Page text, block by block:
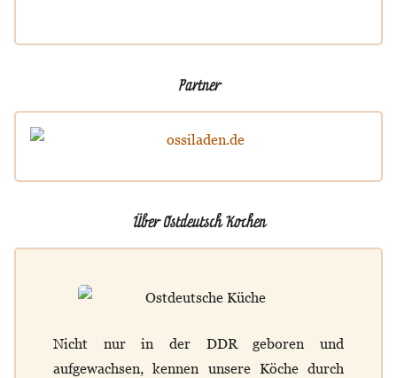
Partner
Über Ostdeutsch Kochen
Nicht nur in der DDR geboren und
aufgewachsen, kennen unsere Köche durch